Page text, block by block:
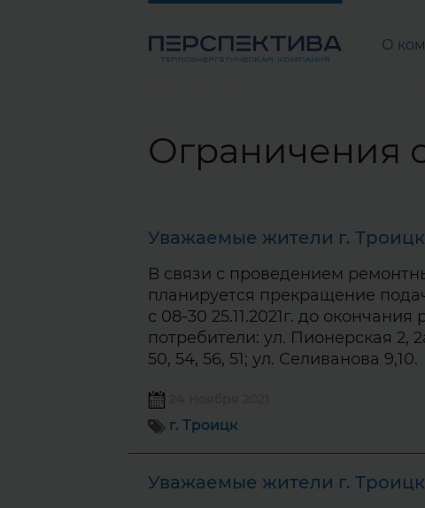
О
Ограничения
Уважаемые жители г.
В связи с проведением
планируется прекращение
с 08-30 25.11.2021г. до
потребители: ул. Пионерская 2,
50, 54, 56, 51; ул. Селиванова 9,10.
г. Троицк
Уважаемые жители г.